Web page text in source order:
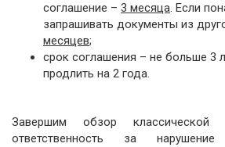
соглашение – 3 месяца. Если
запрашивать документы из
месяцев;
срок соглашения – не больше 3
продлить на 2 года.
Завершим обзор классической
ответственность за